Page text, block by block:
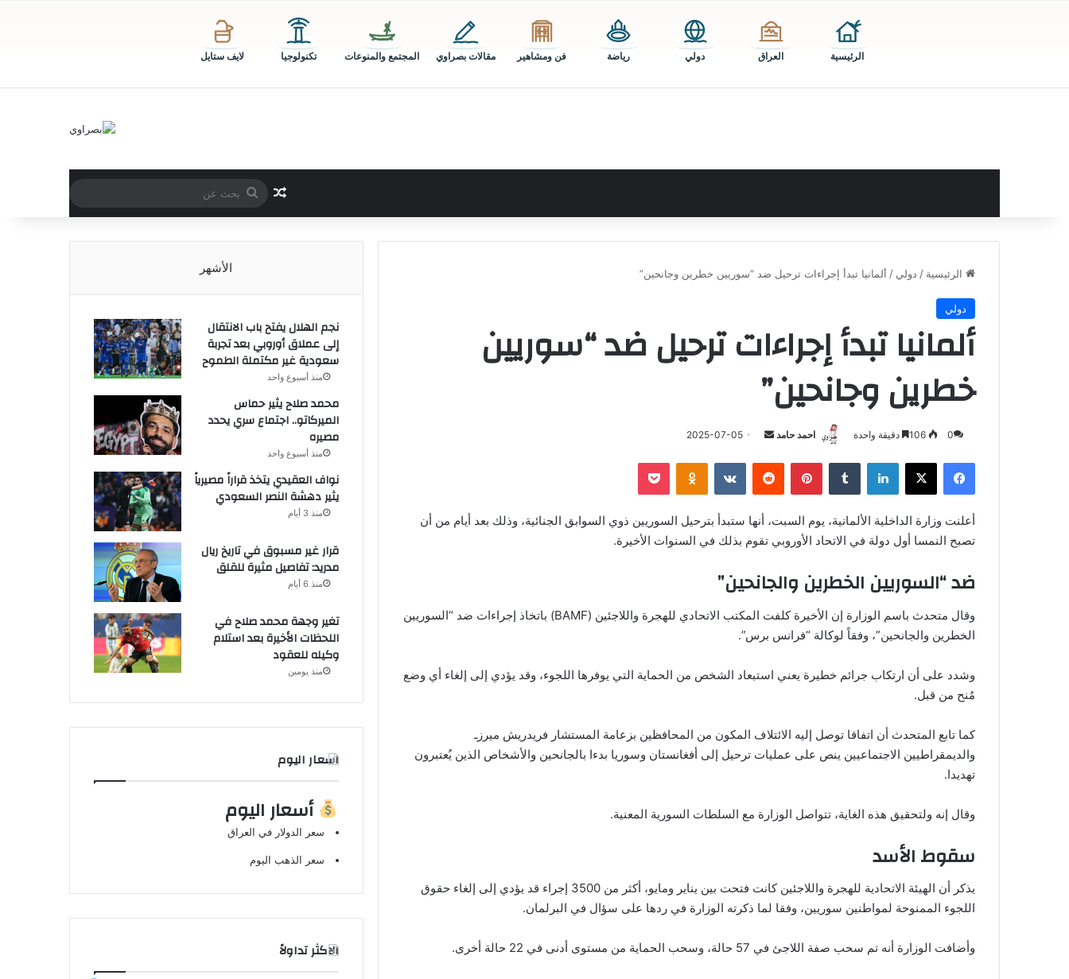
الرئيسية العراق دولي رياضة فن ومشاهير مقالات بصراوي المجتمع والمنوعات تكنولوجيا لايف ستايل
مقال عشوائي
بحث
عن
الرئيسية / دولي / ألمانيا تبدأ إجراءات ترحيل ضد “سوريين خطرين وجانحين”
دولي
ألمانيا تبدأ إجراءات ترحيل ضد “سوريين
خطرين وجانحين”
احمد حامد
أرسل
إلكترونيا
2025-07-05 0 دقيقة واحدة
فيسبوك ‫X لينكدإن بينتيريست Odnoklassniki
‫Pocket
أعلنت وزارة الداخلية الألمانية، يوم السبت، أنها ستبدأ بترحيل السوريين ذوي السوابق الجنائية، وذلك بعد أيام من أن
تصبح النمسا أول دولة في الاتحاد الأوروبي تقوم بذلك في السنوات الأخيرة.
ضد “السوريين الخطرين والجانحين”
وقال متحدث باسم الوزارة إن الأخيرة كلفت المكتب الاتحادي للهجرة واللاجئين (BAMF) باتخاذ إجراءات ضد “السوريين
الخطرين والجانحين”، وفقاً لوكالة “فرانس برس”.
وشدد على أن ارتكاب جرائم خطيرة يعني استبعاد الشخص من الحماية التي يوفرها اللجوء، وقد يؤدي إلى إلغاء أي وضع
مُنح من قبل.
كما تابع المتحدث أن اتفاقا توصل إليه الائتلاف المكون من المحافظين بزعامة المستشار فريدريش ميرزـ
والديمقراطيين الاجتماعيين ينص على عمليات ترحيل إلى أفغانستان وسوريا بدءا بالجانحين والأشخاص الذين يُعتبرون
تهديدا.
وقال إنه ولتحقيق هذه الغاية، تتواصل الوزارة مع السلطات السورية المعنية.
سقوط الأسد
يذكر أن الهيئة الاتحادية للهجرة واللاجئين كانت فتحت بين يناير ومايو، أكثر من 3500 إجراء قد يؤدي إلى إلغاء حقوق
اللجوء الممنوحة لمواطنين سوريين، وفقا لما ذكرته الوزارة في ردها على سؤال في البرلمان.
وأضافت الوزارة أنه تم سحب صفة اللاجئ في 57 حالة، وسحب الحماية من مستوى أدنى في 22 حالة أخرى.
الأشهر
نجم الهلال يفتح باب الانتقال
إلى عملاق أوروبي بعد تجربة
سعودية غير مكتملة الطموح
منذ أسبوع واحد
محمد صلاح يثير حماس
الميركاتو.. اجتماع سري يحدد
مصيره
منذ أسبوع واحد
نواف العقيدي يتخذ قراراً مصيرياً
يثير دهشة النصر السعودي
منذ 3 أيام
قرار غير مسبوق في تاريخ ريال
مدريد: تفاصيل مثيرة للقلق
منذ 6 أيام
تغير وجهة محمد صلاح في
اللحظات الأخيرة بعد استلام
وكيله للعقود
منذ يومين
اسعار اليوم
أسعار اليوم
سعر الدولار في العراق
سعر الذهب اليوم
الاكثر تداولاً